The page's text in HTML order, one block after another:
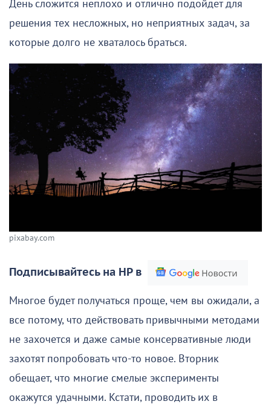
День сложится неплохо и отлично подойдет для
решения тех несложных, но неприятных задач, за
которые долго не хваталось браться.
pixabay.com
Подписывайтесь на НР в
Многое будет получаться проще, чем вы ожидали, а
все потому, что действовать привычными методами
не захочется и даже самые консервативные люди
захотят попробовать что-то новое. Вторник
обещает, что многие смелые эксперименты
окажутся удачными. Кстати, проводить их в